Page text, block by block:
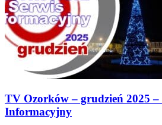
TV Ozorków – grudzień 2025
Informacyjny